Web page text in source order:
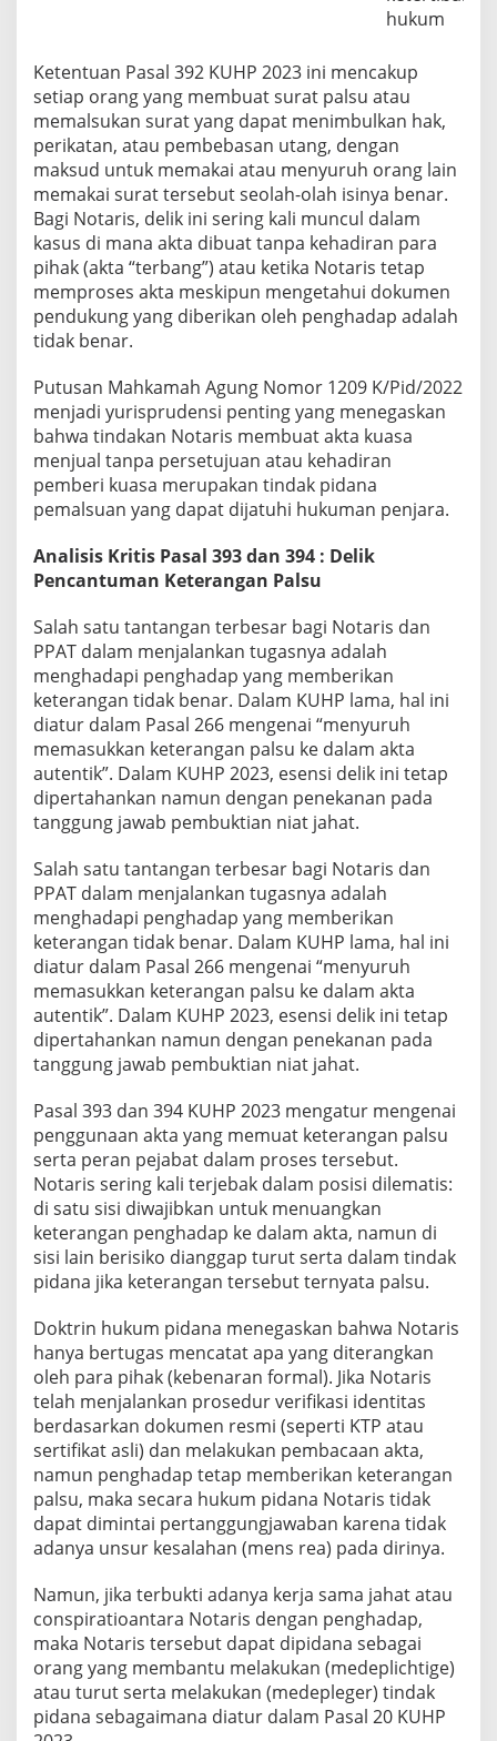
o
n
e
s
i
a
hukum
Ketentuan Pasal 392 KUHP 2023 ini mencakup
setiap orang yang membuat surat palsu atau
memalsukan surat yang dapat menimbulkan hak,
perikatan, atau pembebasan utang, dengan
maksud untuk memakai atau menyuruh orang lain
memakai surat tersebut seolah-olah isinya benar.
Bagi Notaris, delik ini sering kali muncul dalam
kasus di mana akta dibuat tanpa kehadiran para
pihak (akta “terbang”) atau ketika Notaris tetap
memproses akta meskipun mengetahui dokumen
pendukung yang diberikan oleh penghadap adalah
tidak benar.
Putusan Mahkamah Agung Nomor 1209 K/Pid/2022
menjadi yurisprudensi penting yang menegaskan
bahwa tindakan Notaris membuat akta kuasa
menjual tanpa persetujuan atau kehadiran
pemberi kuasa merupakan tindak pidana
pemalsuan yang dapat dijatuhi hukuman penjara.
Analisis Kritis Pasal 393 dan 394 : Delik
Pencantuman Keterangan Palsu
Salah satu tantangan terbesar bagi Notaris dan
PPAT dalam menjalankan tugasnya adalah
menghadapi penghadap yang memberikan
keterangan tidak benar. Dalam KUHP lama, hal ini
diatur dalam Pasal 266 mengenai “menyuruh
memasukkan keterangan palsu ke dalam akta
autentik”. Dalam KUHP 2023, esensi delik ini tetap
dipertahankan namun dengan penekanan pada
tanggung jawab pembuktian niat jahat.
Salah satu tantangan terbesar bagi Notaris dan
PPAT dalam menjalankan tugasnya adalah
menghadapi penghadap yang memberikan
keterangan tidak benar. Dalam KUHP lama, hal ini
diatur dalam Pasal 266 mengenai “menyuruh
memasukkan keterangan palsu ke dalam akta
autentik”. Dalam KUHP 2023, esensi delik ini tetap
dipertahankan namun dengan penekanan pada
tanggung jawab pembuktian niat jahat.
Pasal 393 dan 394 KUHP 2023 mengatur mengenai
penggunaan akta yang memuat keterangan palsu
serta peran pejabat dalam proses tersebut.
Notaris sering kali terjebak dalam posisi dilematis:
di satu sisi diwajibkan untuk menuangkan
keterangan penghadap ke dalam akta, namun di
sisi lain berisiko dianggap turut serta dalam tindak
pidana jika keterangan tersebut ternyata palsu.
Doktrin hukum pidana menegaskan bahwa Notaris
hanya bertugas mencatat apa yang diterangkan
oleh para pihak (kebenaran formal). Jika Notaris
telah menjalankan prosedur verifikasi identitas
berdasarkan dokumen resmi (seperti KTP atau
sertifikat asli) dan melakukan pembacaan akta,
namun penghadap tetap memberikan keterangan
palsu, maka secara hukum pidana Notaris tidak
dapat dimintai pertanggungjawaban karena tidak
adanya unsur kesalahan (mens rea) pada dirinya.
Namun, jika terbukti adanya kerja sama jahat atau
conspiratioantara Notaris dengan penghadap,
maka Notaris tersebut dapat dipidana sebagai
orang yang membantu melakukan (medeplichtige)
atau turut serta melakukan (medepleger) tindak
pidana sebagaimana diatur dalam Pasal 20 KUHP